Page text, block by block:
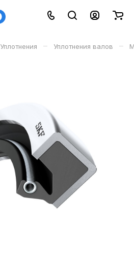
Уплотнения – Уплотнения валов –